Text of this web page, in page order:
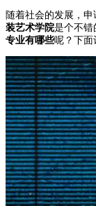
随着社会的发展，
装艺术学院是个不错
专业有哪些呢？下面